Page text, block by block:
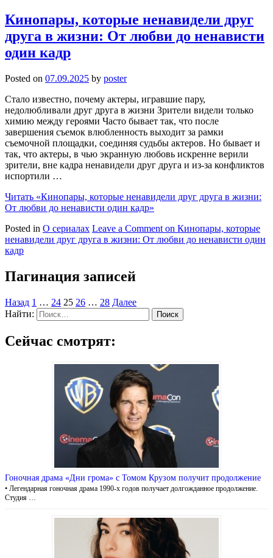
Кинопары, которые ненавидели друг
друга в жизни: От любви до ненависти
один кадр
Posted on 07.09.2025 by poster
Стало известно, почему актеры, игравшие пару,
недолюбливали друг друга в жизни Зрители видели только
химию между героями Часто бывает так, что после
завершения съемок влюбленность выходит за рамки
съемочной площадки, соединяя судьбы актеров. Но бывает и
так, что актеры, в чью экранную любовь искренне верили
зрители, вне кадра ненавидели друг друга и из-за конфликтов
испортили …
Читать «Кинопары, которые ненавидели друг друга в жизни:
От любви до ненависти один кадр»
Posted in О сериалах Leave a Comment on Кинопары, которые
ненавидели друг друга в жизни: От любви до ненависти один
кадр
Пагинация записей
Назад 1 … 24 25 26 … 28 Далее
Найти:
Сейчас смотрят:
Гоночная драма «Дни грома» с Томом Крузом получит продолжение
• Легендарная гоночная драма 1990-х годов получает долгожданное продолжение.
Студия …